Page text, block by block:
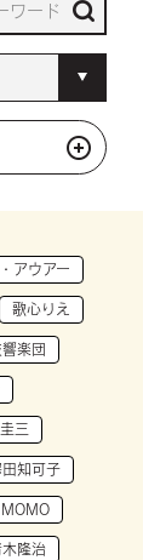
アウアー
歌心りえ
楽団
三
知可子
MOMO
隆治